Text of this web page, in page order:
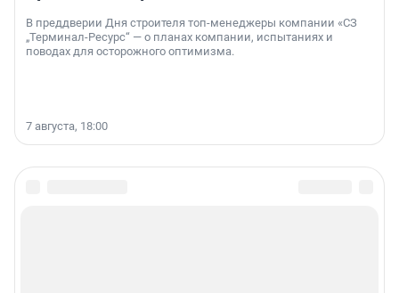
В преддверии Дня строителя топ-менеджеры компании «СЗ
„Терминал-Ресурс“ — о планах компании, испытаниях и
поводах для осторожного оптимизма.
7 августа, 18:00